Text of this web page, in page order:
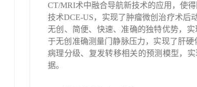
CT/MRI术中融合导航新技术的应用，使
技术DCE-US ，实现了肿瘤微创治疗术后
无创、简便、快速、准确的独特优势，
于无创准确测量门静脉压力，实现了肝
病理分级、复发转移相关的预测模型，
据。